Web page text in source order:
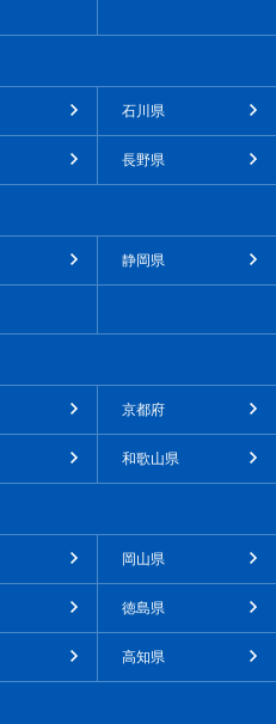
石川県
長野県
静岡県
京都府
和歌山県
岡山県
徳島県
高知県